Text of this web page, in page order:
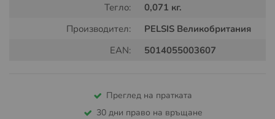
Тегло:
0,071 кг.
Производител:
PELSIS Великобритания
EAN:
5014055003607
Преглед на пратката
30 дни право на връщане